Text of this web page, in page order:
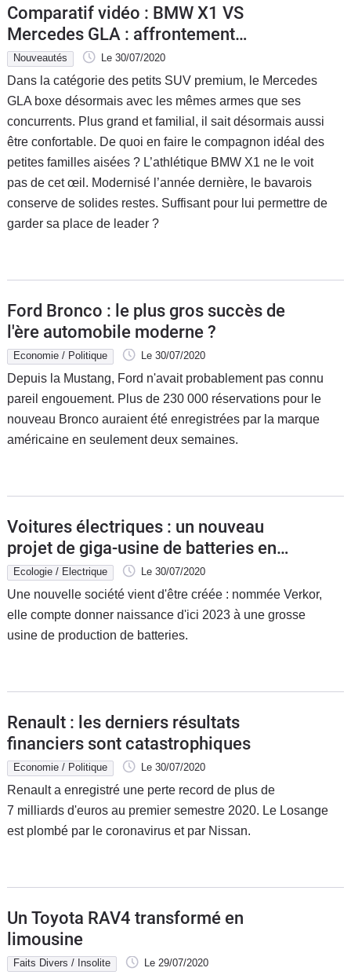
Comparatif vidéo : BMW X1 VS
Mercedes GLA : affrontement
équitable
Nouveautés Le 30/07/2020
Dans la catégorie des petits SUV premium, le Mercedes
GLA boxe désormais avec les mêmes armes que ses
concurrents. Plus grand et familial, il sait désormais aussi
être confortable. De quoi en faire le compagnon idéal des
petites familles aisées ? L’athlétique BMW X1 ne le voit
pas de cet œil. Modernisé l’année dernière, le bavarois
conserve de solides restes. Suffisant pour lui permettre de
garder sa place de leader ?
Ford Bronco : le plus gros succès de
l'ère automobile moderne ?
Economie / Politique Le 30/07/2020
Depuis la Mustang, Ford n'avait probablement pas connu
pareil engouement. Plus de 230 000 réservations pour le
nouveau Bronco auraient été enregistrées par la marque
américaine en seulement deux semaines.
Voitures électriques : un nouveau
projet de giga-usine de batteries en
France
Ecologie / Electrique Le 30/07/2020
Une nouvelle société vient d'être créée : nommée Verkor,
elle compte donner naissance d'ici 2023 à une grosse
usine de production de batteries.
Renault : les derniers résultats
financiers sont catastrophiques
Economie / Politique Le 30/07/2020
Renault a enregistré une perte record de plus de
7 milliards d'euros au premier semestre 2020. Le Losange
est plombé par le coronavirus et par Nissan.
Un Toyota RAV4 transformé en
limousine
Faits Divers / Insolite Le 29/07/2020